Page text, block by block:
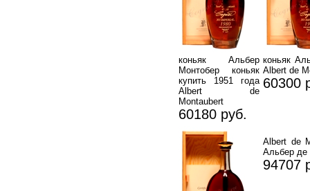
коньяк Альбер
Монтобер коньяк
купить 1951 года
Albert de
Montaubert
60180 руб.
коньяк
Albert de
60300
Albert de
Альбер де
94707